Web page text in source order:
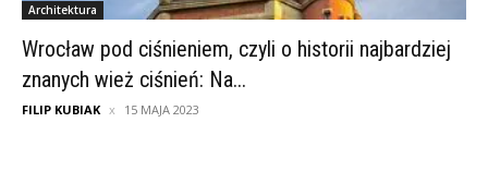
Architektura
Wrocław pod ciśnieniem, czyli o historii najbardziej
znanych wież ciśnień: Na...
FILIP KUBIAK 15 MAJA 2023